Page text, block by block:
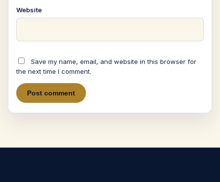
Website
Save my name, email, and website in this browser for
the next time I comment.